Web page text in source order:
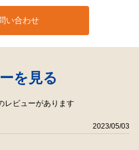
い合わせ
を見る
レビューがあります
2023/05/03